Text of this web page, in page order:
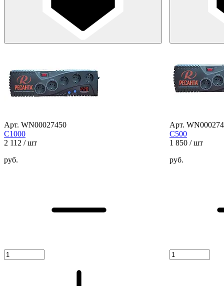
Арт. WN00027450
С1000
2 112 / шт
руб.
Арт.
С500
1 850 / шт
руб.